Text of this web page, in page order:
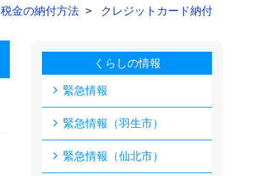
税金の納付方法 クレジットカード納付
くらしの情報
緊急情報
緊急情報（羽生市）
緊急情報（仙北市）